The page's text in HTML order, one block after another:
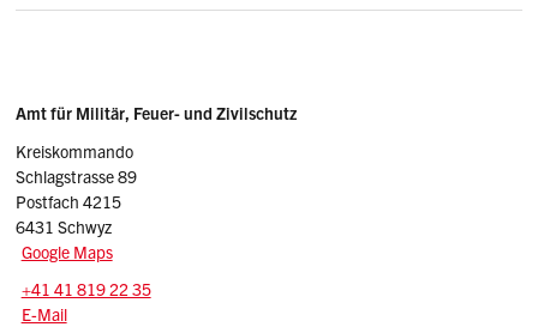
Sidebar
Adresse
Amt für Militär, Feuer- und Zivilschutz
Kreiskommando
Schlagstrasse 89
Postfach 4215
6431 Schwyz
Google Maps
Tel.:
+41 41 819 22 35
E-Mail: rekrutierung
E-Mail